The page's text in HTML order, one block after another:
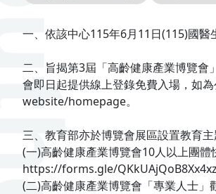
一、依該中心115年6月11日(115)國醫
二、旨揭第3屆「高齡健康產業博覽會
會即日起提供線上登錄免費入場，如
website/homepage。
三、 教育部亦於博覽會展區設置教育
(一)高齡健康產業博覽會10人以上團體
https://forms.gle/
(二)高齡健康產業博覽會「專業人士」